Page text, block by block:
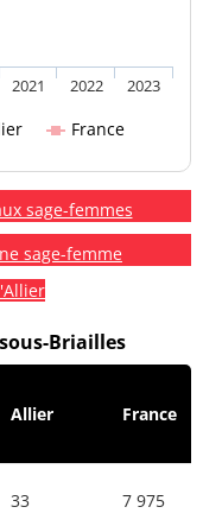
France
2021 2022 2023
sage-femmes
sage-femme
Briailles
Allier France
33 7 975